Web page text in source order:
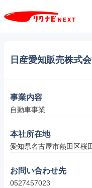
日産愛知販売株式
事業内容
自動車事業
本社所在地
愛知県名古屋市熱田区桜
お問い合わせ先
0527457023